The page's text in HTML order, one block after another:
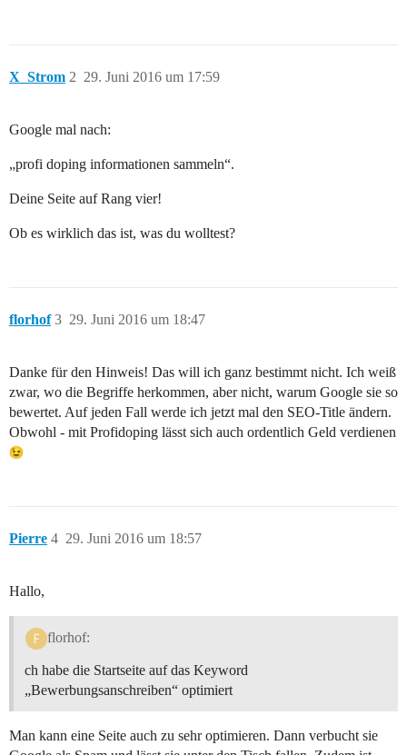
X_Strom 29. Juni 2016 um 17:59
2
Google mal nach:
„profi doping informationen sammeln“.
Deine Seite auf Rang vier!
Ob es wirklich das ist, was du wolltest?
florhof 29. Juni 2016 um 18:47
3
Danke für den Hinweis! Das will ich ganz bestimmt nicht. Ich weiß
zwar, wo die Begriffe herkommen, aber nicht, warum Google sie so
bewertet. Auf jeden Fall werde ich jetzt mal den SEO-Title ändern.
Obwohl - mit Profidoping lässt sich auch ordentlich Geld verdienen
Pierre 29. Juni 2016 um 18:57
4
Hallo,
florhof:
ch habe die Startseite auf das Keyword
„Bewerbungsanschreiben“ optimiert
Man kann eine Seite auch zu sehr optimieren. Dann verbucht sie